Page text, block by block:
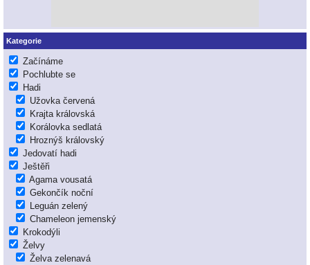
Kategorie
Začínáme
Pochlubte se
Hadi
Užovka červená
Krajta královská
Korálovka sedlatá
Hroznýš královský
Jedovatí hadi
Ještěři
Agama vousatá
Gekončík noční
Leguán zelený
Chameleon jemenský
Krokodýli
Želvy
Želva zelenavá